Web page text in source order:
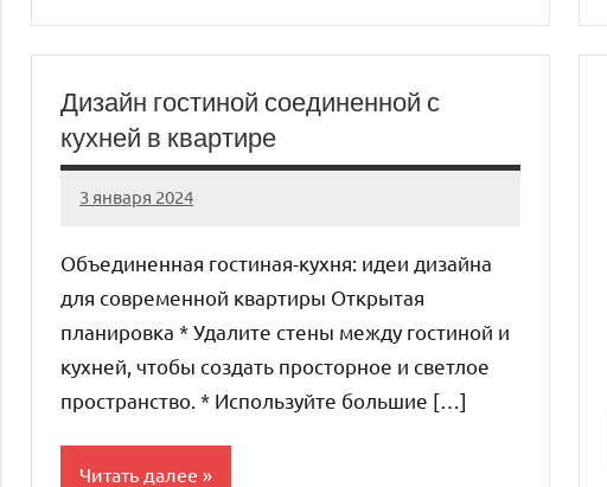
Дизайн гостиной соединенной с
кухней в квартире
3 января 2024
organic63_ru
Нет
Объединенная гостиная-кухня: идеи дизайна
для современной квартиры Открытая
планировка * Удалите стены между гостиной и
кухней, чтобы создать просторное и светлое
пространство. * Используйте большие […]
Читать далее